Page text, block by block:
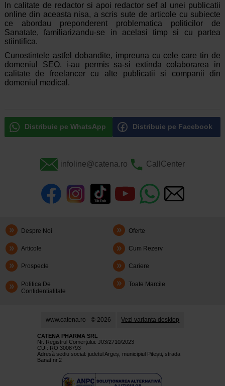
In calitate de redactor si apoi redactor sef al unei publicatii
online din aceasta nisa, a scris sute de articole cu subiecte
ce abordau preponderent problematica politicilor de
Sanatate, familiarizandu-se in acelasi timp si cu partea
stiintifica.
Cunostintele astfel dobandite, impreuna cu cele care tin de
domeniul SEO, i-au permis sa-si extinda colaborarea in
calitate de freelancer cu alte publicatii si companii din
domeniul medical.
Distribuie pe WhatsApp Distribuie pe Facebook
infoline@catena.ro CallCenter
Despre Noi Oferte
Articole Cum Rezerv
Prospecte Cariere
Politica De
Confidentialitate
Toate Marcile
www.catena.ro - © 2026 Vezi varianta desktop
CATENA PHARMA SRL
Nr. Registrul Comerţului: J03/2710/2023
CUI: RO 3008793
Adresă sediu social: judetul Argeş, municipiul Piteşti, strada
Banat nr.2